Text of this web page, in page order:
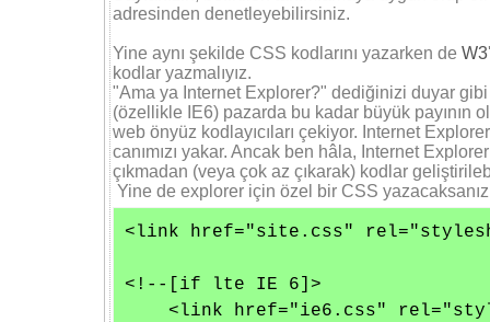
adresinden denetleyebilirsiniz.
Yine aynı şekilde CSS kodlarını yazarken de W3
kodlar yazmalıyız.
"Ama ya Internet Explorer?" dediğinizi duyar
(özellikle IE6) pazarda bu kadar büyük payının
web önyüz kodlayıcıları çekiyor. Internet
canımızı yakar. Ancak ben hâla, Internet
çıkmadan (veya çok az çıkarak) kodlar
Yine de explorer için özel bir CSS
<link href="site.css"
<!--[if lte IE 6]>
<link href="ie6.css"